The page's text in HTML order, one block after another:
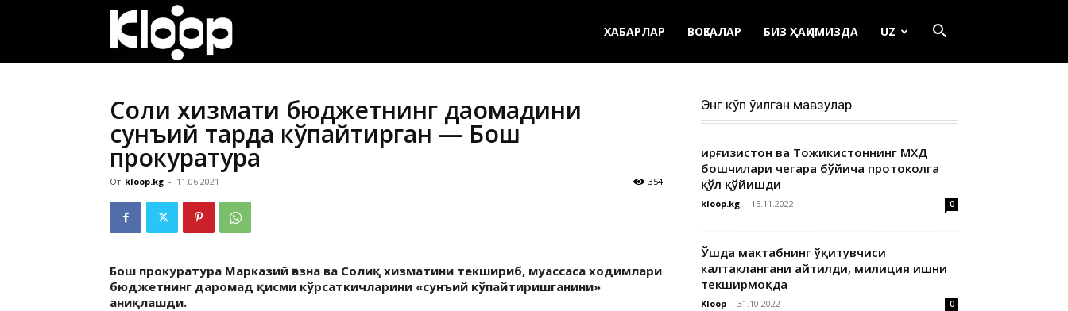
ХАБАРЛАР ВОҚЕАЛАР БИЗ ҲАҚИМИЗДА UZ
Солиқ хизмати бюджетнинг даомадини
сунъий тарда кўпайтирган — Бош
прокуратура
От kloop.kg - 11.06.2021 354
Бош прокуратура Марказий ғазна ва Солиқ хизматини текшириб, муассаса ходимлари
бюджетнинг даромад қисми кўрсаткичларини «сунъий кўпайтиришганини»
аниқлашди.
Энг кўп ўқилган мавзулар
Қирғизистон ва Тожикистоннинг МХДҚ
бошчилари чегара бўйича протоколга
қўл қўйишди
kloop.kg - 15.11.2022 0
Ўшда мактабнинг ўқитувчиси
калтаклангани айтилди, милиция ишни
текширмоқда
Kloop - 31.10.2022 0